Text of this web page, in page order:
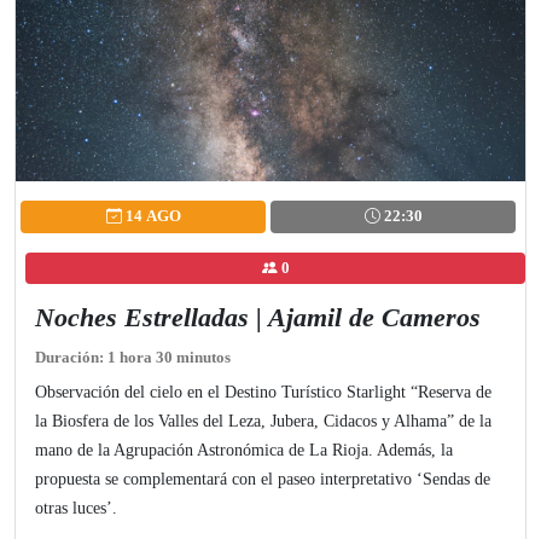
14 AGO 22:30
0
Noches Estrelladas | Ajamil de Cameros
Duración: 1 hora 30 minutos
Observación del cielo en el Destino Turístico Starlight “Reserva de
la Biosfera de los Valles del Leza, Jubera, Cidacos y Alhama” de la
mano de la Agrupación Astronómica de La Rioja. Además, la
propuesta se complementará con el paseo interpretativo ‘Sendas de
otras luces’.